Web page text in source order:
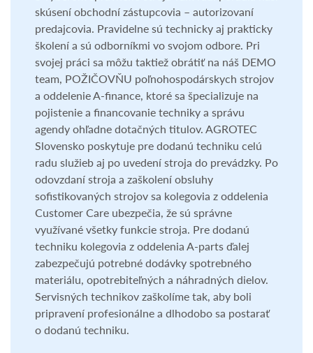
S výberom správneho stroja vám radi poradia naši
skúsení obchodní zástupcovia – autorizovaní
predajcovia. Pravidelne sú technicky aj prakticky
školení a sú odborníkmi vo svojom odbore. Pri
svojej práci sa môžu taktiež obrátiť na náš DEMO
team, POŽIČOVŇU poľnohospodárskych strojov
a oddelenie A-finance, ktoré sa špecializuje na
pojistenie a financovanie techniky a správu
agendy ohľadne dotačných titulov. AGROTEC
Slovensko poskytuje pre dodanú techniku celú
radu služieb aj po uvedení stroja do prevádzky. Po
odovzdaní stroja a zaškolení obsluhy
sofistikovaných strojov sa kolegovia z oddelenia
Customer Care ubezpečia, že sú správne
využívané všetky funkcie stroja. Pre dodanú
techniku kolegovia z oddelenia A-parts ďalej
zabezpečujú potrebné dodávky spotrebného
materiálu, opotrebiteľných a náhradných dielov.
Servisných technikov zaškolíme tak, aby boli
pripravení profesionálne a dlhodobo sa postarať